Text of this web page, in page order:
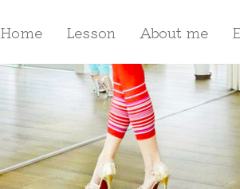
Home Lesson About me